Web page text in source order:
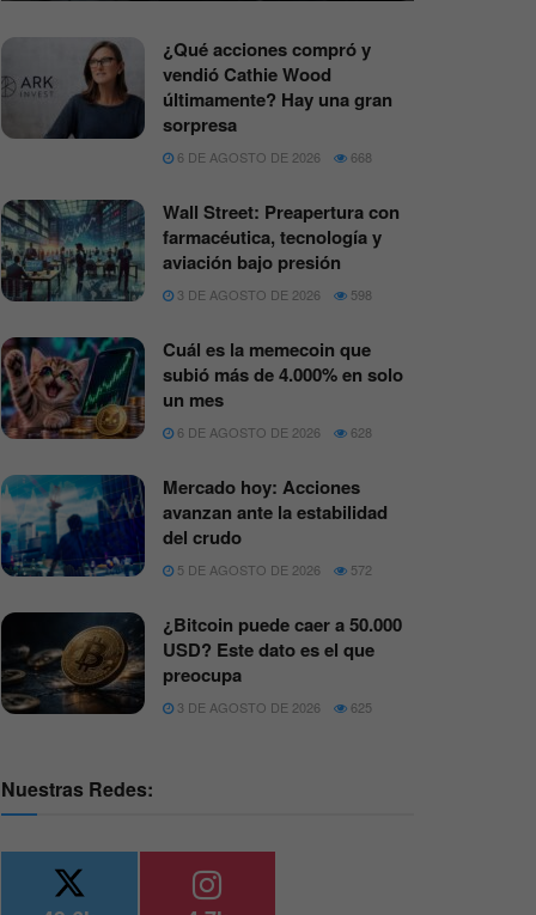
¿Qué acciones compró y
vendió Cathie Wood
últimamente? Hay una gran
sorpresa
6 DE AGOSTO DE 2026 668
Wall Street: Preapertura con
farmacéutica, tecnología y
aviación bajo presión
3 DE AGOSTO DE 2026 598
Cuál es la memecoin que
subió más de 4.000% en solo
un mes
6 DE AGOSTO DE 2026 628
Mercado hoy: Acciones
avanzan ante la estabilidad
del crudo
5 DE AGOSTO DE 2026 572
¿Bitcoin puede caer a 50.000
USD? Este dato es el que
preocupa
3 DE AGOSTO DE 2026 625
Nuestras Redes: